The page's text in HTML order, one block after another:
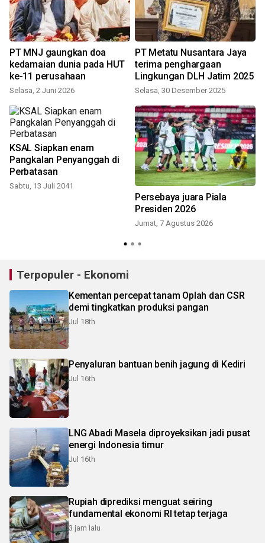
PT MNJ gaungkan doa
kedamaian dunia pada HUT
ke-11 perusahaan
Selasa, 2 Juni 2026
PT Metatu Nusantara Jaya
terima penghargaan
Lingkungan DLH Jatim 2025
Selasa, 30 Desember 2025
KSAL Siapkan enam
Pangkalan Penyanggah di
Perbatasan
Sabtu, 13 Juli 2041
Persebaya juara Piala
Presiden 2026
Jumat, 7 Agustus 2026
Terpopuler - Ekonomi
Kementan percepat tanam Oplah dan CSR
demi tingkatkan produksi pangan
Jul 18th
Penyaluran bantuan benih jagung di Kediri
Jul 16th
LNG Abadi Masela diproyeksikan jadi pusat
energi Indonesia timur
Jul 16th
Rupiah diprediksi menguat seiring
fundamental ekonomi RI tetap terjaga
3 jam lalu